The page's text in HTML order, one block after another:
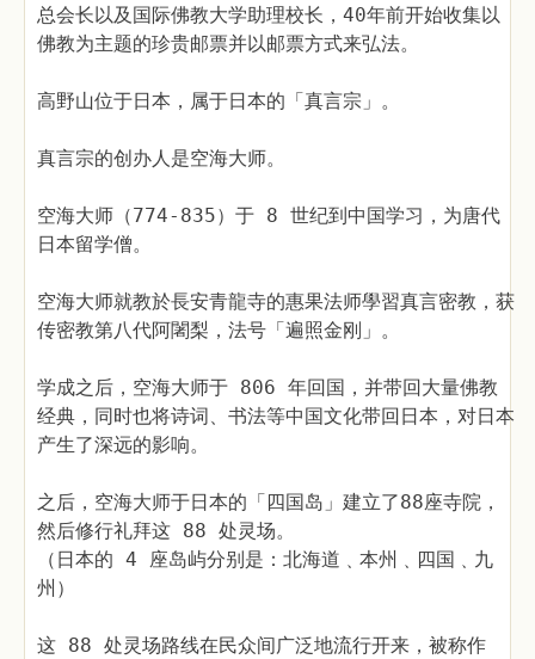
总会长以及国际佛教大学助理校长，40年前开始收集以
佛教为主题的珍贵邮票并以邮票方式来弘法。
高野山位于日本，属于日本的「真言宗」。
真言宗的创办人是空海大师。
空海大师（774-835）于 8 世纪到中国学习，为唐代
日本留学僧。
空海大师就教於長安青龍寺的惠果法师學習真言密教，获
传密教第八代阿闍梨，法号「遍照金刚」。
学成之后，空海大师于 806 年回国，并带回大量佛教
经典，同时也将诗词、书法等中国文化带回日本，对日本
产生了深远的影响。
之后，空海大师于日本的「四国岛」建立了88座寺院，
然后修行礼拜这 88 处灵场。
（日本的 4 座岛屿分别是：北海道﹑本州﹑四国﹑九
州）
这 88 处灵场路线在民众间广泛地流行开来，被称作